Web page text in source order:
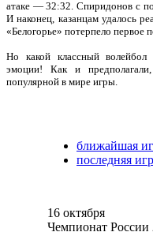
атаке — 32:32. Спиридонов с
И наконец, казанцам удалось
«Белогорье» потерпело первое
Но какой классный волейбол
эмоции! Как и
популярной в мире игры.
ближайшая
последняя
16 октября
Чемпионат России